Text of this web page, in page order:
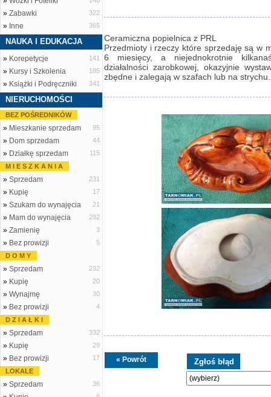
» Zabawki 322
» Inne 365
NAUKA I EDUKACJA
» Korepetycje 141
» Kursy i Szkolenia 185
» Książki i Podręczniki 341
NIERUCHOMOŚCI
BEZ POŚREDNIKÓW
» Mieszkanie sprzedam 95
» Dom sprzedam 44
» Działkę sprzedam
115
M I E S Z K A N I A
» Sprzedam 231
» Kupię 17
» Szukam do wynajęcia 21
» Mam do wynajęcia 292
» Zamienię 3
» Bez prowizji
5
D O M Y
» Sprzedam 232
» Kupię 20
» Wynajmę 30
» Bez prowizji
4
D Z I A Ł K I
» Sprzedam 332
» Kupię 29
» Bez prowizji
17
LOKALE
» Sprzedam 36
Ceramiczna popielnica z PRL
Przedmioty i rzeczy które sprzedaję są w
6 miesięcy, a niejednokrotnie
działalności zarobkowej, okazyjnie
zbędne i zalegają w szafach lub na strychu.
« Powrót